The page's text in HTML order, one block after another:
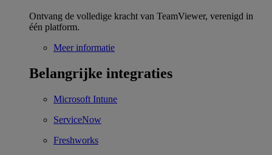
Ontvang de volledige kracht van TeamViewer, verenigd in
één platform.
Meer informatie
Belangrijke integraties
Microsoft Intune
ServiceNow
Freshworks